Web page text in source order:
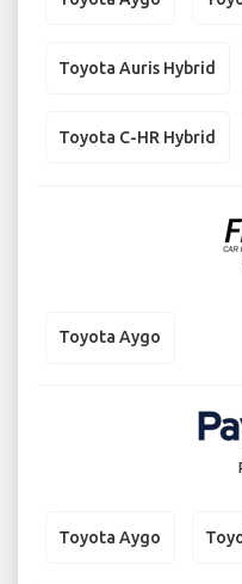
Toyota Auris Hybrid
Toyota C-HR Hybrid
Toyota Aygo
Toyota Aygo